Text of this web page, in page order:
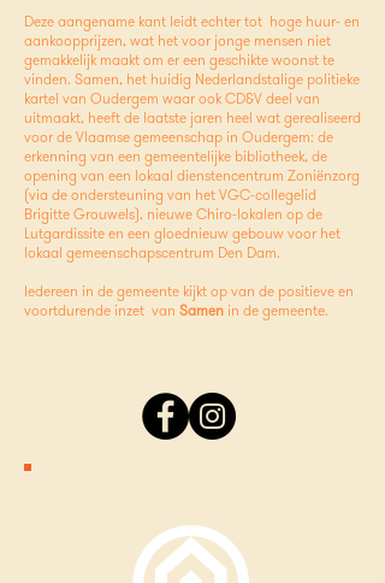
Deze aangename kant leidt echter tot hoge huur- en
aankoopprijzen, wat het voor jonge mensen niet
gemakkelijk maakt om er een geschikte woonst te
vinden. Samen, het huidig Nederlandstalige politieke
kartel van Oudergem waar ook CD&V deel van
uitmaakt, heeft de laatste jaren heel wat gerealiseerd
voor de Vlaamse gemeenschap in Oudergem: de
erkenning van een gemeentelijke bibliotheek, de
opening van een lokaal dienstencentrum Zoniënzorg
(via de ondersteuning van het VGC-collegelid
Brigitte Grouwels), nieuwe Chiro-lokalen op de
Lutgardissite en een gloednieuw gebouw voor het
lokaal gemeenschapscentrum Den Dam.
Iedereen in de gemeente kijkt op van de positieve en
voortdurende inzet van Samen in de gemeente.